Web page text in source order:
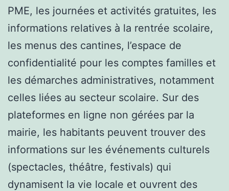
PME, les journées et activités gratuites, les
informations relatives à la rentrée scolaire,
les menus des cantines, l’espace de
confidentialité pour les comptes familles et
les démarches administratives, notamment
celles liées au secteur scolaire. Sur des
plateformes en ligne non gérées par la
mairie, les habitants peuvent trouver des
informations sur les événements culturels
(spectacles, théâtre, festivals) qui
dynamisent la vie locale et ouvrent des